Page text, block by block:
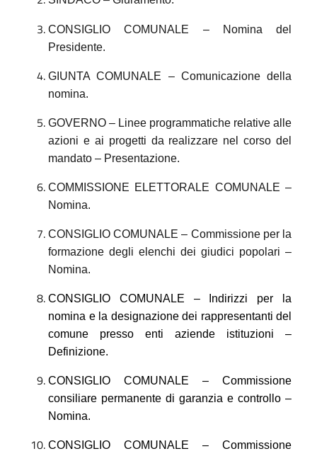
CONSIGLIO COMUNALE – Nomina del
Presidente.
GIUNTA COMUNALE – Comunicazione della
nomina.
GOVERNO – Linee programmatiche relative alle
azioni e ai progetti da realizzare nel corso del
mandato – Presentazione.
COMMISSIONE ELETTORALE COMUNALE –
Nomina.
CONSIGLIO COMUNALE – Commissione per la
formazione degli elenchi dei giudici popolari –
Nomina.
CONSIGLIO COMUNALE – Indirizzi per la
nomina e la designazione dei rappresentanti del
comune presso enti aziende istituzioni –
Definizione.
CONSIGLIO COMUNALE – Commissione
consiliare permanente di garanzia e controllo –
Nomina.
CONSIGLIO COMUNALE – Commissione